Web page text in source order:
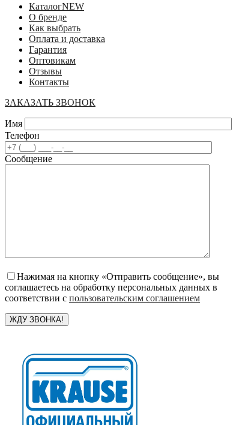
КаталогNEW
О бренде
Как выбрать
Оплата и доставка
Гарантия
Оптовикам
Отзывы
Контакты
ЗАКАЗАТЬ ЗВОНОК
Имя
Телефон
Сообщение
Нажимая на кнопку «Отправить сообщение», вы
соглашаетесь на обработку персональных данных в
соответствии с пользовательским соглашением